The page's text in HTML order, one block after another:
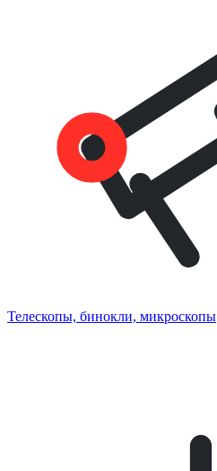
Телескопы, бинокли, микроскопы